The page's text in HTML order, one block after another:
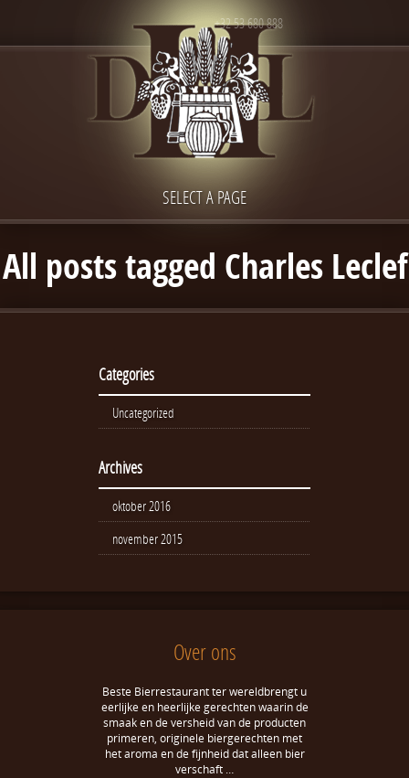
+32 53 680 888
SELECT A PAGE
All posts tagged Charles Leclef
Categories
Uncategorized
Archives
oktober 2016
november 2015
Over ons
Beste Bierrestaurant ter wereldbrengt u
eerlijke en heerlijke gerechten waarin de
smaak en de versheid van de producten
primeren, originele biergerechten met
het aroma en de fijnheid dat alleen bier
verschaft …